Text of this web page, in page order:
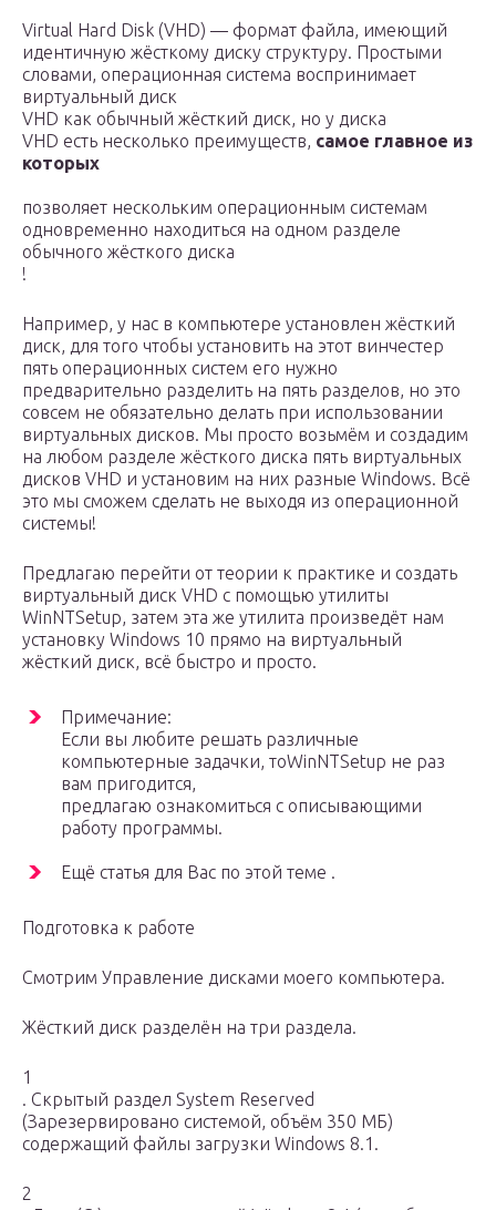
Virtual Hard Disk (VHD) — формат файла, имеющий
идентичную жёсткому диску структуру. Простыми
словами, операционная система воспринимает
виртуальный диск
VHD как обычный жёсткий диск, но у диска
VHD есть несколько преимуществ, самое главное из
которых
позволяет нескольким операционным системам
одновременно находиться на одном разделе
обычного жёсткого диска
!
Например, у нас в компьютере установлен жёсткий
диск, для того чтобы установить на этот винчестер
пять операционных систем его нужно
предварительно разделить на пять разделов, но это
совсем не обязательно делать при использовании
виртуальных дисков. Мы просто возьмём и создадим
на любом разделе жёсткого диска пять виртуальных
дисков VHD и установим на них разные Windows. Всё
это мы сможем сделать не выходя из операционной
системы!
Предлагаю перейти от теории к практике и создать
виртуальный диск VHD с помощью утилиты
WinNTSetup, затем эта же утилита произведёт нам
установку Windows 10 прямо на виртуальный
жёсткий диск, всё быстро и просто.
Примечание:
Если вы любите решать различные
компьютерные задачки, тоWinNTSetup не раз
вам пригодится,
предлагаю ознакомиться с описывающими
работу программы.
Ещё статья для Вас по этой теме .
Подготовка к работе
Смотрим Управление дисками моего компьютера.
Жёсткий диск разделён на три раздела.
1
. Скрытый раздел System Reserved
(Зарезервировано системой, объём 350 МБ)
содержащий файлы загрузки Windows 8.1.
2